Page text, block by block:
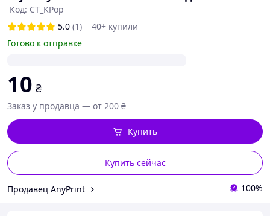
Код: СТ_KPop
5.0 (1)
40+ купили
Готово к отправке
10 ₴
Заказ у продавца — от 200 ₴
Купить сейчас
Купить
Продавец AnyPrint 100%